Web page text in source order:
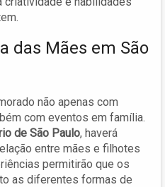
das Mães em São
não apenas com
com eventos em família.
de São Paulo, haverá
entre mães e filhotes
permitirão que os
as diferentes formas de